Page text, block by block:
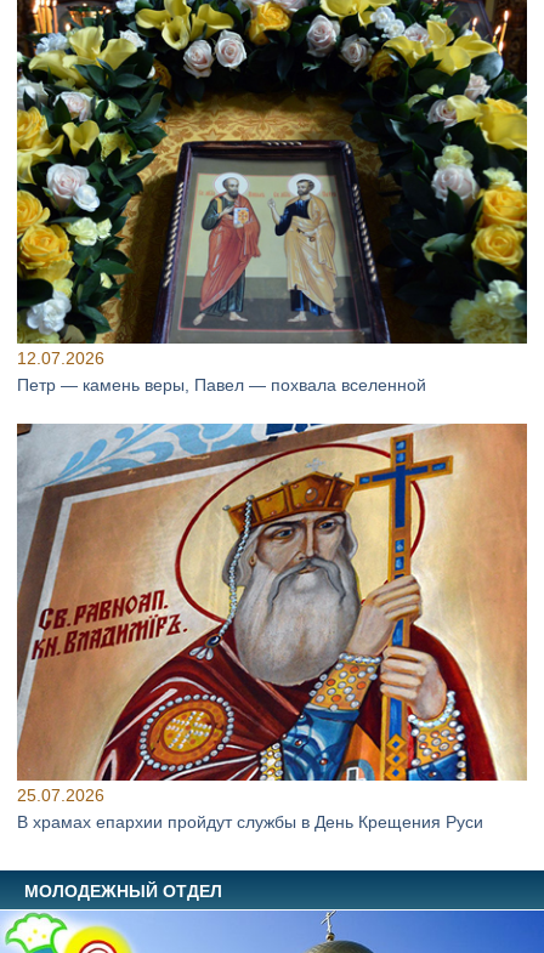
12.07.2026
Петр — камень веры, Павел — похвала вселенной
25.07.2026
В храмах епархии пройдут службы в День Крещения Руси
МОЛОДЕЖНЫЙ ОТДЕЛ